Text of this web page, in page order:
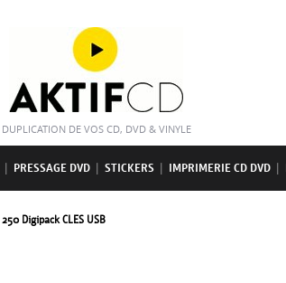
DUPLICATION DE VOS CD, DVD & VINYLE
PRESSAGE DVD STICKERS IMPRIMERIE CD DVD
250 Digipack CLES USB